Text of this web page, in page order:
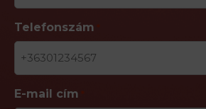
Telefonszám
E-mail cím